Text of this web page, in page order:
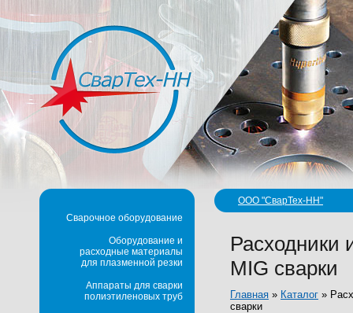
ООО "СварТех-НН"
Расходники
MIG сварки
Главная » Каталог »
сварки
Сварочное оборудование
Оборудование и
расходные материалы
для плазменной резки
Аппараты для сварки
полиэтиленовых труб